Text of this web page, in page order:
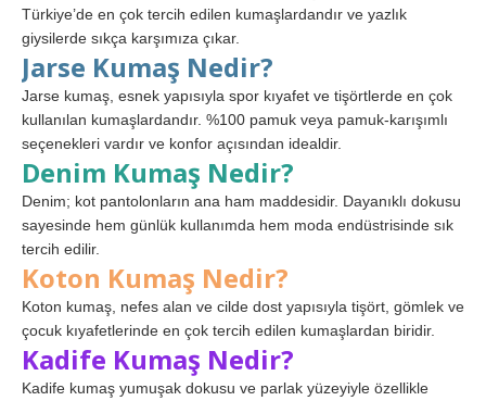
Türkiye’de en çok tercih edilen kumaşlardandır ve yazlık
giysilerde sıkça karşımıza çıkar.
Jarse Kumaş Nedir?
Jarse kumaş, esnek yapısıyla spor kıyafet ve tişörtlerde en çok
kullanılan kumaşlardandır. %100 pamuk veya pamuk-karışımlı
seçenekleri vardır ve konfor açısından idealdir.
Denim Kumaş Nedir?
Denim; kot pantolonların ana ham maddesidir. Dayanıklı dokusu
sayesinde hem günlük kullanımda hem moda endüstrisinde sık
tercih edilir.
Koton Kumaş Nedir?
Koton kumaş, nefes alan ve cilde dost yapısıyla tişört, gömlek ve
çocuk kıyafetlerinde en çok tercih edilen kumaşlardan biridir.
Kadife Kumaş Nedir?
Kadife kumaş yumuşak dokusu ve parlak yüzeyiyle özellikle